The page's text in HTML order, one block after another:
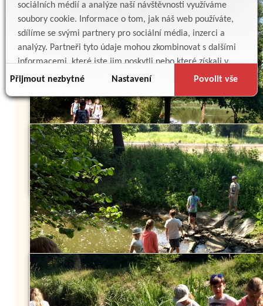
sociálních médií a analýze naší návštěvnosti využíváme
soubory cookie. Informace o tom, jak náš web používáte,
sdílíme se svými partnery pro sociální média, inzerci a
analýzy. Partneři tyto údaje mohou zkombinovat s dalšími
informacemi, které jste jim poskytli nebo které získali v
důsledku toho, že používáte jejich služby.
Přijmout nezbytné Nastavení Povolit vše